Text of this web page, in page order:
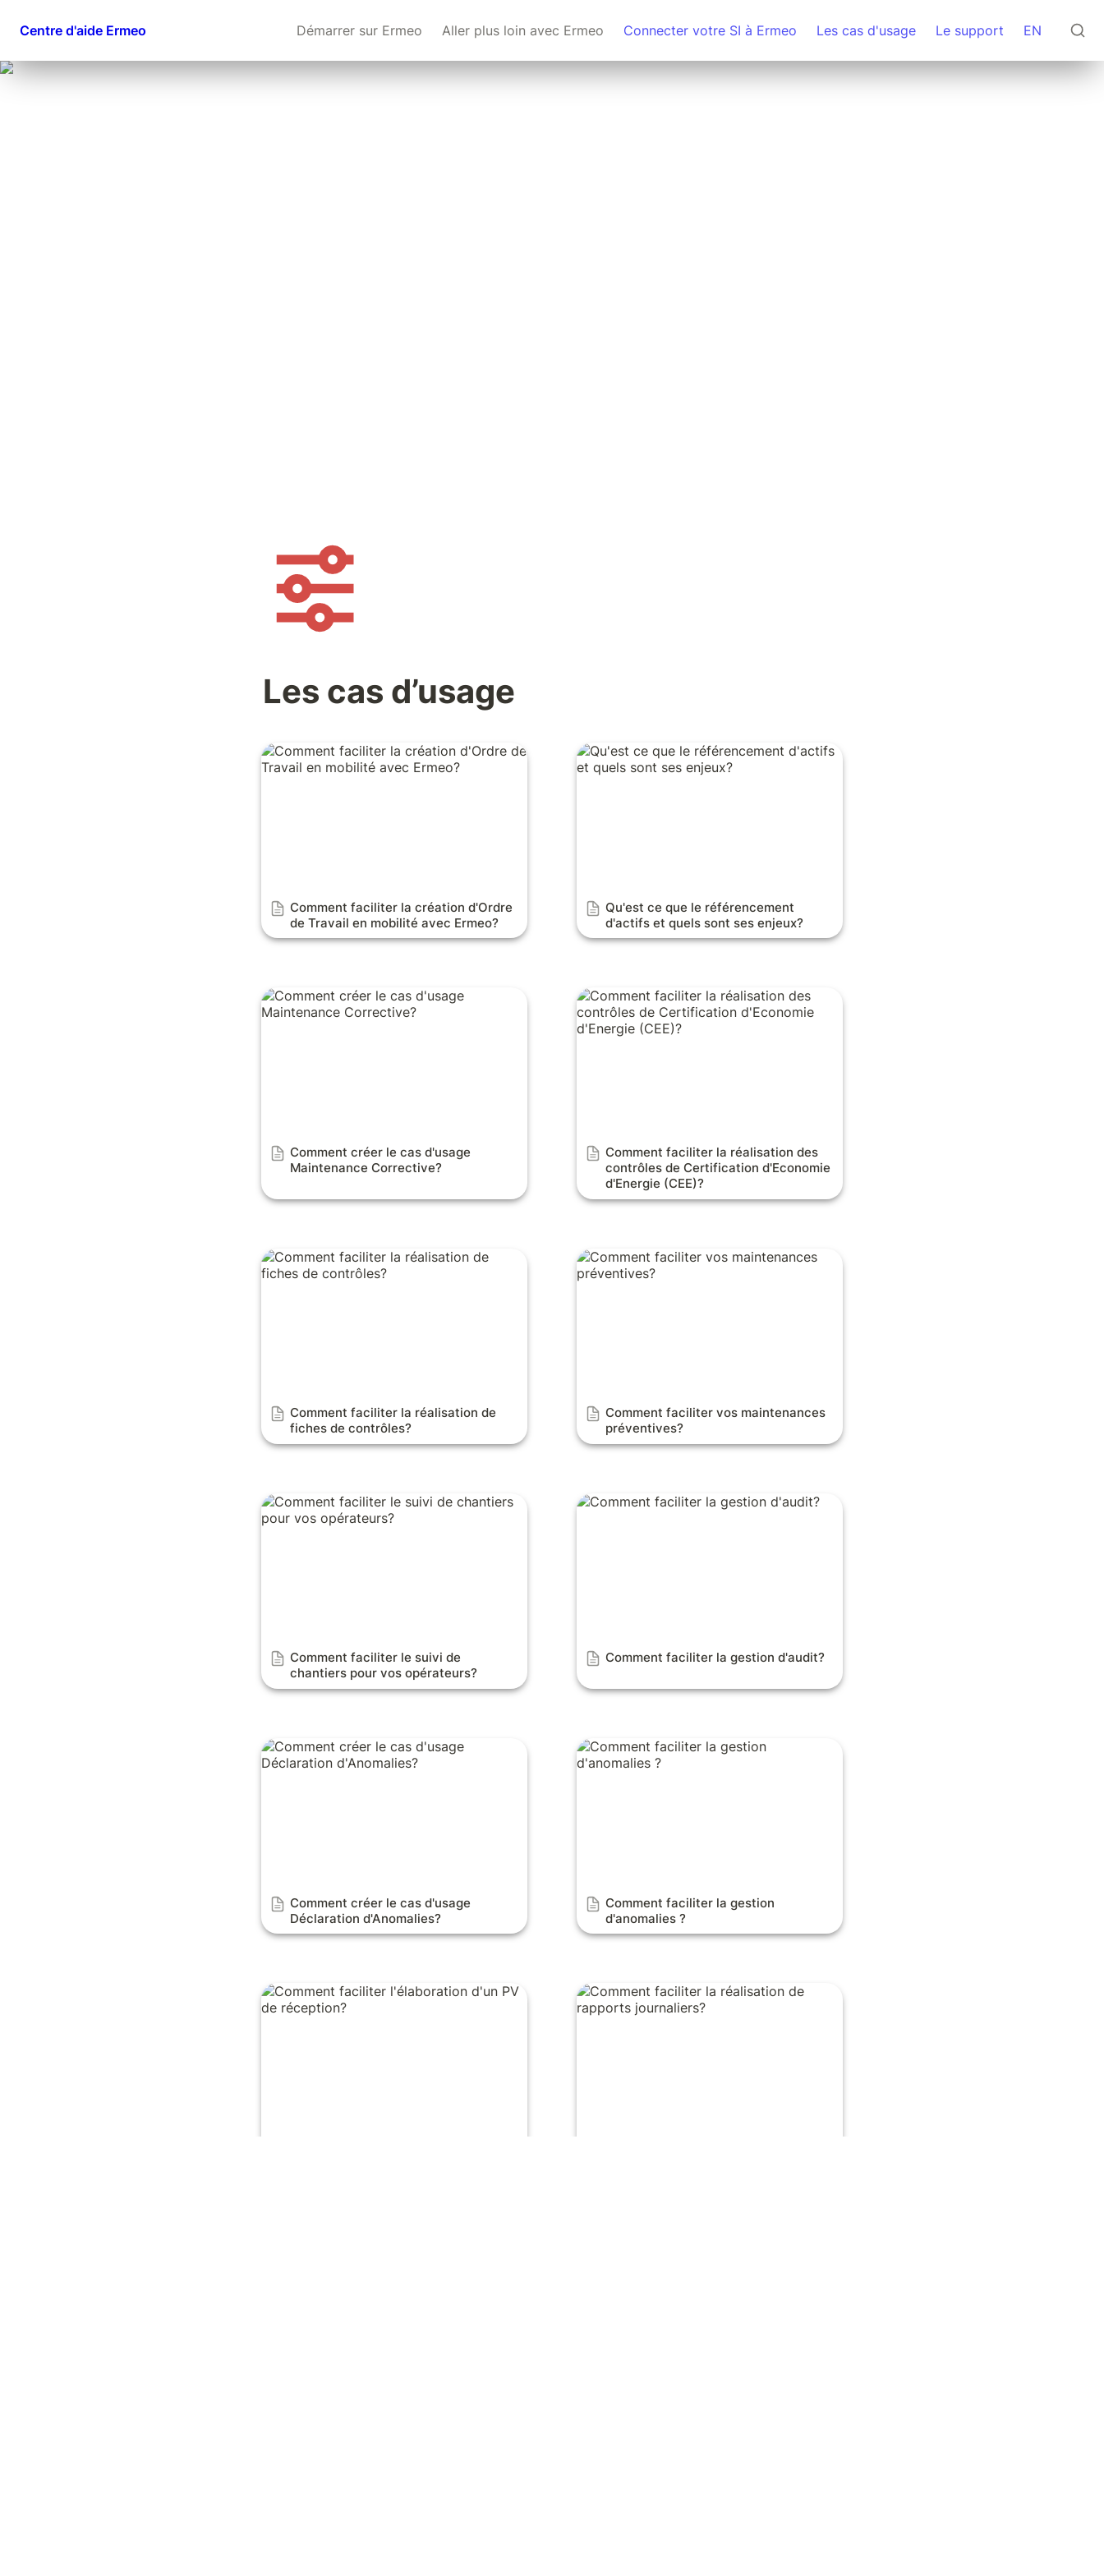
Centre d'aide Ermeo Démarrer sur Ermeo Aller plus loin avec Ermeo Connecter votre SI à Ermeo Les cas d'usage Le support EN
Les cas d’usage
Comment faciliter la création d'Ordre de
Travail en mobilité avec Ermeo?
Comment faciliter la création d'Ordre
de Travail en mobilité avec Ermeo?
Qu'est ce que le référencement d'actifs et
quels sont ses enjeux?
Qu'est ce que le référencement
d'actifs et quels sont ses enjeux?
Comment créer le cas d'usage
Maintenance Corrective?
Comment créer le cas d'usage
Maintenance Corrective?
Comment faciliter la réalisation des
contrôles de Certification d'Economie
d'Energie (CEE)?
Comment faciliter la réalisation des
contrôles de Certification d'Economie
d'Energie (CEE)?
Comment faciliter la réalisation de fiches
de contrôles?
Comment faciliter la réalisation de
fiches de contrôles?
Comment faciliter vos maintenances
préventives?
Comment faciliter vos maintenances
préventives?
Comment faciliter le suivi de chantiers
pour vos opérateurs?
Comment faciliter le suivi de
chantiers pour vos opérateurs?
Comment faciliter la gestion d'audit?
Comment faciliter la gestion d'audit?
Comment créer le cas d'usage Déclaration
d'Anomalies?
Comment créer le cas d'usage
Déclaration d'Anomalies?
Comment faciliter la gestion d'anomalies ?
Comment faciliter la gestion
d'anomalies ?
Comment faciliter l'élaboration d'un PV de
réception?
Comment faciliter la réalisation de
rapports journaliers?